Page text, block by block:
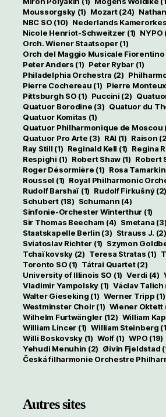
Moussorgsky(1) Mozart(24)
NBC SO (10) Nederlands
Nicole Henriot-Schweitzer (1) NYPO
Orch. Wiener Staatsoper(1)
Orch del Maggio Musicale Fiorentino
Peter Anders (1) Peter Rybar(1)
Philadelphia Orchestra (2)
Pierre Cochereau (1) Pierre Monteux
Pittsburgh SO (1) Puccini (2)
Quatuor Borodine (3) Quatuor du
Quatuor Komitas (1)
Quatuor Philharmonique de Moscou
Quatuor Pro Arte (3) RAI (1) Raison
Ray Still (1) Reginald Kell (1) Regina
Respighi (1) Robert Shaw(1) Robert
Roger Désormière (1) Rosa
Roussel (1) Royal Philharmonic
Rudolf Barshaï (1) Rudolf Firkušný(2)
Schubert(18) Schumann (4)
Sinfonie-Orchester Winterthur (1)
Sir Thomas Beecham (4) Smetana (3)
Staatskapelle Berlin (3) Strauss J. (2)
Sviatoslav Richter (1) Szymon
Tchaïkovsky(2) Teresa Stratas (1)
Toronto SO (1) Tátrai Quartet(2)
University of Illinois SO (1) Verdi (4)
Vladimir Yampolsky (1) Václav Talich
Walter Gieseking (1) Werner Tripp (1)
Westminster Choir(1) Wiener Oktett
Wilhelm Furtwängler(12) William
William Lincer (1) William Steinberg
Willi Boskovsky(1) Wolf(1) WPO (19)
Yehudi Menuhin (2) Øivin Fjeldstad
Česká filharmonie Orchestre
Autres sites